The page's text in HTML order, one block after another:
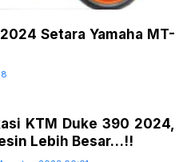
Setara Yamaha MT-
KTM Duke 390 2024,
Lebih Besar…!!